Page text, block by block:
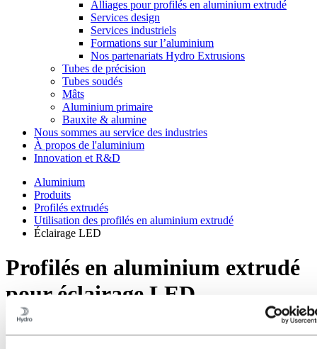
Alliages pour profilés en aluminium extrudé
Services design
Services industriels
Formations sur l’aluminium
Nos partenariats Hydro Extrusions
Tubes de précision
Tubes soudés
Mâts
Aluminium primaire
Bauxite & alumine
Nous sommes au service des industries
À propos de l'aluminium
Innovation et R&D
Aluminium
Produits
Profilés extrudés
Utilisation des profilés en aluminium extrudé
Éclairage LED
Profilés en aluminium extrudé
pour éclairage LED